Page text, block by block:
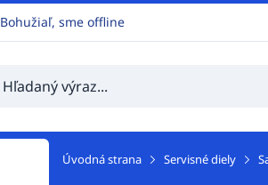
Bohužiaľ, sme offline
Úvodná strana Servisné diely